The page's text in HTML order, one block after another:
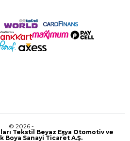
© 2026 -
Tekstil Beyaz Eşya Otomotiv ve
Boya Sanayi Ticaret A.Ş.